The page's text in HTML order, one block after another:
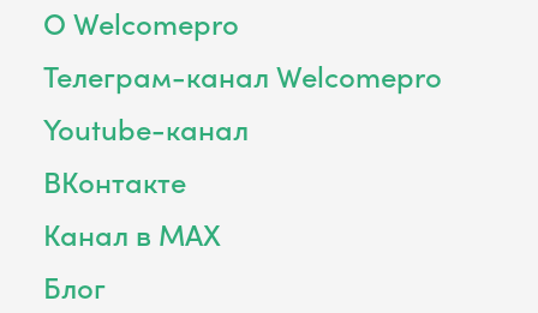
О Welcomepro
Телеграм-канал Welcomepro
Youtube-канал
ВКонтакте
Канал в MAX
Блог